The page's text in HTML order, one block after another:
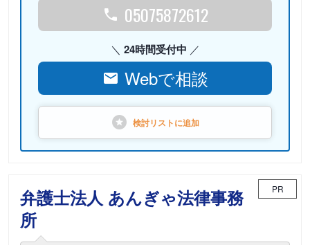
05075872612
24時間受付中
Webで相談
検討リストに追加
弁護士法人 あんぎゃ法律事務
所
PR